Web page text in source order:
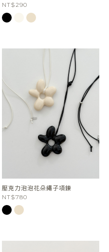
NT$290
壓克力泡泡花朵繩子項鍊
NT$780